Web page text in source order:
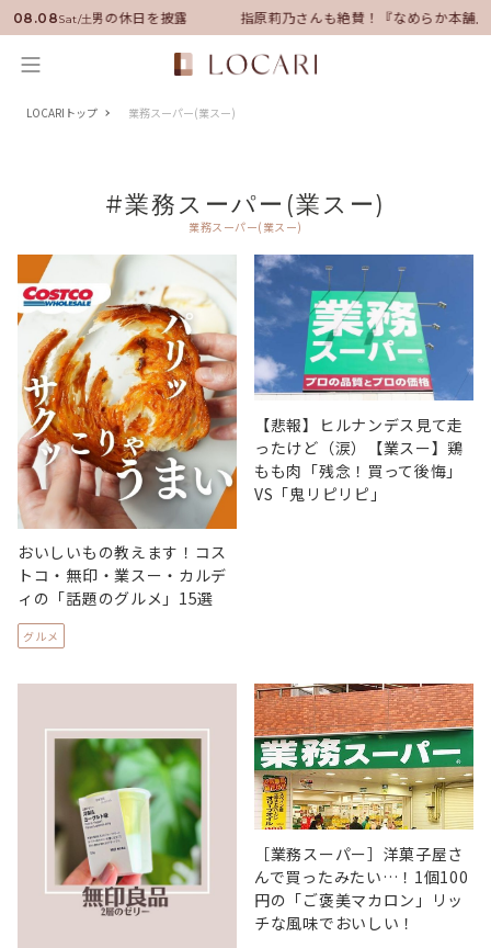
08.08Sat/土
就任！いい男の休日を披露 指原莉乃さんも絶賛！『なめらか本舗』
LOCARIトップ 業務スーパー(業スー)
#業務スーパー(業スー)
業務スーパー(業スー)
おいしいもの教えます！コス
トコ・無印・業スー・カルデ
ィの「話題のグルメ」15選
グルメ
【悲報】ヒルナンデス見て走
ったけど（涙）【業スー】鶏
もも肉「残念！買って後悔」
VS「鬼リピリピ」
［業務スーパー］洋菓子屋さ
んで買ったみたい…！1個100
円の「ご褒美マカロン」リッ
チな風味でおいしい！